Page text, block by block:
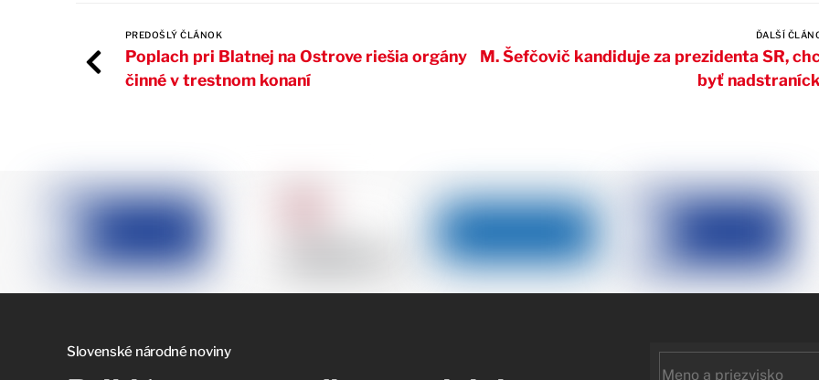
PREDOŠLÝ ČLÁNOK
Poplach pri Blatnej na Ostrove riešia orgány
činné v trestnom konaní
ĎALŠÍ
M. Šefčovič kandiduje za prezidenta SR,
byť
Slovenské národné noviny